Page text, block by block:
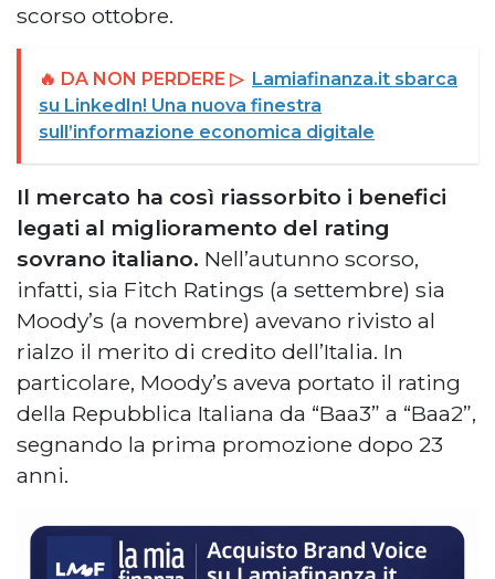
scorso ottobre.
🔥 DA NON PERDERE ▷ Lamiafinanza.it sbarca
su LinkedIn! Una nuova finestra
sull’informazione economica digitale
Il mercato ha così riassorbito i benefici
legati al miglioramento del rating
sovrano italiano. Nell’autunno scorso,
infatti, sia Fitch Ratings (a settembre) sia
Moody’s (a novembre) avevano rivisto al
rialzo il merito di credito dell’Italia. In
particolare, Moody’s aveva portato il rating
della Repubblica Italiana da “Baa3” a “Baa2”,
segnando la prima promozione dopo 23
anni.